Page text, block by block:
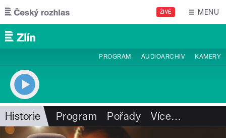
Přejít k hlavnímu obsahu
ŽIVĚ MENU
PROGRAM AUDIOARCHIV KAMERY
Historie Program Pořady Více…